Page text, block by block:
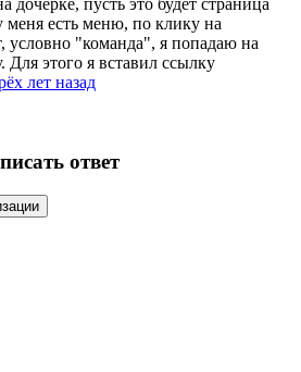
дочерке, пусть это будет страница
меня есть меню, по клику на
условно "команда", я попадаю на
Для этого я вставил ссылку
лет назад
ответ